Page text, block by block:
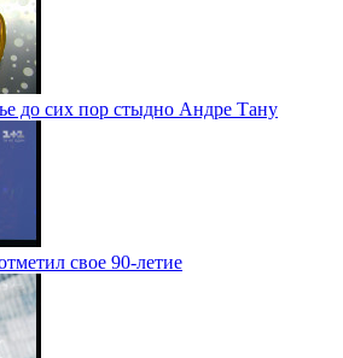
до сих пор стыдно Андре Тану
свое 90-летие